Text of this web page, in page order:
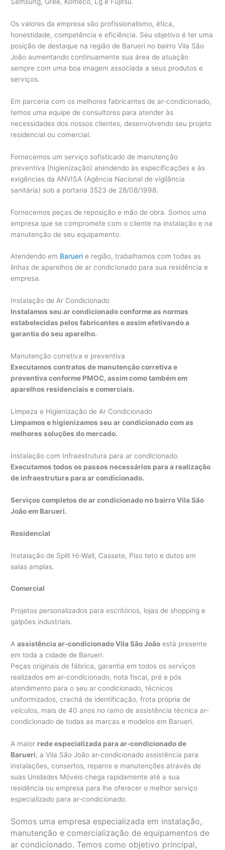
Os valores da empresa são profissionalismo, ética,
honestidade, competência e eficiência. Seu objetivo é ter uma
posição de destaque na região de Barueri no bairro Vila São
João aumentando continuamente sua área de atuação
sempre com uma boa imagem associada a seus produtos e
serviços.
Em parceria com os melhores fabricantes de ar-condicionado,
temos uma equipe de consultores para atender às
necessidades dos nossos clientes, desenvolvendo seu projeto
residencial ou comercial.
Fornecemos um serviço sofisticado de manutenção
preventiva (higienização) atendendo às especificações e às
exigências da ANVISA (Agência Nacional de vigilância
sanitária) sob a portaria 3523 de 28/08/1998.
Fornecemos peças de reposição e mão de obra. Somos uma
empresa que se compromete com o cliente na instalação e na
manutenção de seu equipamento.
Atendendo em Barueri e região, trabalhamos com todas as
linhas de aparelhos de ar condicionado para sua residência e
empresa.
Instalação de Ar Condicionado
Instalamos seu ar condicionado conforme as normas
estabelecidas pelos fabricantes e assim efetivando a
garantia do seu aparelho.
Manutenção corretiva e preventiva
Executamos contratos de manutenção corretiva e
preventiva conforme PMOC, assim como também em
aparelhos residenciais e comerciais.
Limpeza e Higienização de Ar Condicionado
Limpamos e higienizamos seu ar condicionado com as
melhores soluções do mercado.
Instalação com Infraestrutura para ar condicionado.
Executamos todos os passos necessários para a realização
de infraestrutura para ar condicionado.
Serviços completos de ar condicionado no bairro Vila São
João em Barueri.
Residencial
Instalação de Split Hi-Wall, Cassete, Piso teto e dutos em
salas amplas.
Comercial
Projetos personalizados para escritórios, lojas de shopping e
galpões industriais.
Aassistência ar-condicionado Vila São João está presente
em toda a cidade de Barueri.
Peças originais de fábrica, garantia em todos os serviços
realizados em ar-condicionado, nota fiscal, pré e pós
atendimento para o seu ar condicionado, técnicos
uniformizados, crachá de identificação, frota própria de
veículos, mais de 40 anos no ramo de assistência técnica ar-
condicionado de todas as marcas e modelos em Barueri.
A maior rede especializada para ar-condicionado de
Barueri, a Vila São João ar-condicionado assistência para
instalações, consertos, reparos e manutenções através de
suas Unidades Móveis chega rapidamente até a sua
residência ou empresa para lhe oferecer o melhor serviço
especializado para ar-condicionado.
Somos uma empresa especializada em instalação,
manutenção e comercialização de equipamentos de
ar condicionado. Temos como objetivo principal,